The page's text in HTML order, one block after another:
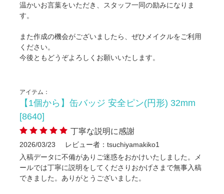
温かいお言葉をいただき、スタッフ一同の励みになりま
す。
また作成の機会がございましたら、ぜひメイクルをご利用
ください。
今後ともどうぞよろしくお願いいたします。
アイテム：
【1個から】缶バッジ 安全ピン(円形) 32mm
[8640]
丁寧な説明に感謝
2026/03/23
レビュー者：tsuchiyamakiko1
入稿データに不備がありご迷惑をおかけいたしました。メ
ールでは丁寧に説明をしてくださりおかげさまで無事入稿
できました。ありがとうございました。